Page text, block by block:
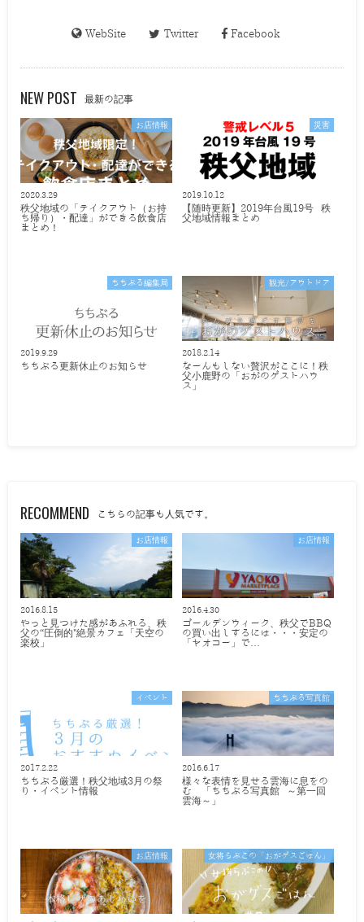
WebSite Twitter Facebook
NEW POST 最新の記事
お店情報
2020.3.29
秩父地域の「テイクアウト（お持
ち帰り）・配達」ができる飲食店
まとめ！
災害
2019.10.12
【随時更新】2019年台風19号 秩
父地域情報まとめ
ちちぶる編集局
2019.9.29
ちちぶる更新休止のお知らせ
観光/アウトドア
2018.2.14
なーんもしない贅沢がここに！秩
父小鹿野の「おがのゲストハウ
ス」
RECOMMEND こちらの記事も人気です。
お店情報
2016.8.15
やっと見つけた感があふれる、秩
父の“圧倒的"絶景カフェ「天空の
楽校」
お店情報
2016.4.30
ゴールデンウィーク、秩父でBBQ
の買い出しするには・・・安定の
「ヤオコー」で…
イベント
2017.2.22
ちちぶる厳選！秩父地域3月の祭
り・イベント情報
ちちぶる写真館
2016.6.17
様々な表情を見せる雲海に息をの
む 「ちちぶる写真館 ～第一回
雲海～」
お店情報 女将らぶこの「おがゲスごはん」